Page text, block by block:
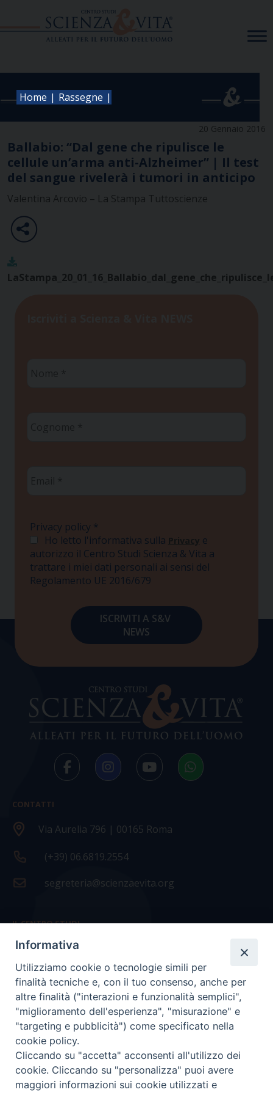
Home | Rassegne |
20 Gennaio 2016
Ballabio: “Dal gene che ripulisce le
cellule un’arma anti-Alzheimer” | Il test
del sangue rivelerà i tumori in anticipo
Valentina Arcovio – La Stampa Tuttoscienze
Privacy policy *
Ho letto l'informativa sulla Privacy e
autorizzo il Centro Studi Scienza & Vita a
trattare i miei dati personali ai sensi del
Regolamento UE 2016/679
CONTATTI
Via Aurelia 796 | 00165 Roma
(+39) 06.6819.2554
segreteria@scienzaevita.org
IL CENTRO STUDI
La nostra storia
Statuto
Presidenza e ufficio presidenza
Consiglio scientifico
Coordinamento nazionale
Informativa
Utilizziamo cookie o tecnologie simili per
finalità tecniche e, con il tuo consenso, anche per
altre finalità ("interazioni e funzionalità semplici",
"miglioramento dell'esperienza", "misurazione" e
"targeting e pubblicità") come specificato nella
cookie policy.
Cliccando su "accetta" acconsenti all'utilizzo dei
cookie. Cliccando su "personalizza" puoi avere
maggiori informazioni sui cookie utilizzati e